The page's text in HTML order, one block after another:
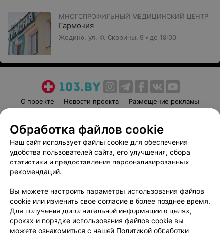
МНОГОПРОФИЛЬНЫЙ МЕДИЦИНСКИЙ ЦЕНТР
Гармония
Жодино, ул. Ф. Скорины, 9 до 18:00
О проекте Новости проекта
Размещение рекламы
Пользовательское соглашение
Способы оплаты
Вакансии
Партнеры
Написать руководителю 103.by
Обработка персональных данных
Обработка файлов cookie
Наш сайт использует файлы cookie для обеспечения
удобства пользователей сайта, его улучшения, сбора
статистики и предоставления персонализированных
рекомендаций.
Вы можете настроить параметры использования файлов
cookie или изменить свое согласие в более позднее время.
Для получения дополнительной информации о целях,
сроках и порядке использования файлов cookie вы
можете ознакомиться с нашей Политикой обработки